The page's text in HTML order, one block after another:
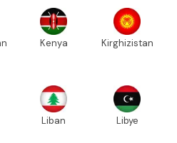
Kenya Kirghizistan
Liban Libye